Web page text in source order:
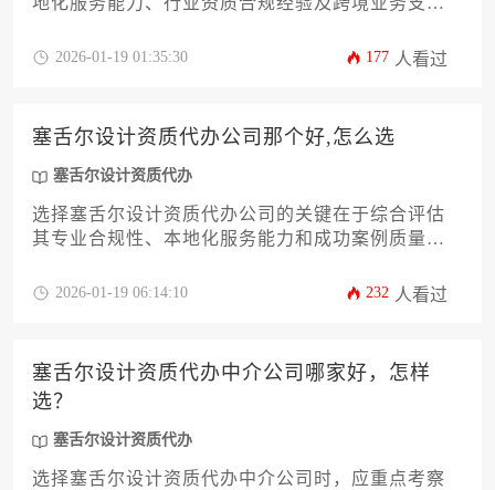
具备高效的政府沟通渠道，并能提供从资质申请到
需求的可靠合作伙伴。
2026-01-19 01:35:30 177 人看过
塞舌尔设计资质代办公司那个好,怎么选
塞舌尔设计资质代办
选择塞舌尔设计资质代办公司的关键在于综合评估
其专业合规性、本地化服务能力和成功案例质量，
伙伴。
2026-01-19 06:14:10 232 人看过
塞舌尔设计资质代办中介公司哪家好，怎样
选？
塞舌尔设计资质代办
选择塞舌尔设计资质代办中介公司时，应重点考察